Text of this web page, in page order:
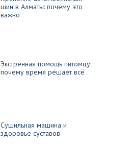
шин в Алматы: почему это
важно
Экстренная помощь питомцу:
почему время решает всё
Сушильная машина и
здоровье суставов